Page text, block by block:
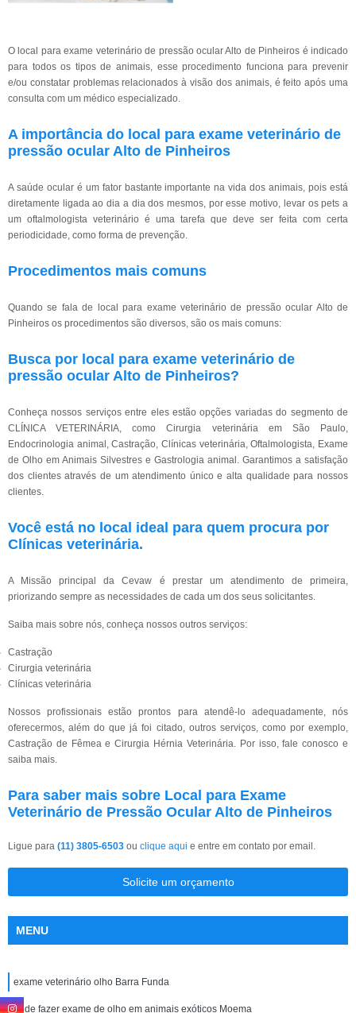
O local para exame veterinário de pressão ocular Alto de Pinheiros é indicado
para todos os tipos de animais, esse procedimento funciona para prevenir
e/ou constatar problemas relacionados à visão dos animais, é feito após uma
consulta com um médico especializado.
A importância do local para exame veterinário de
pressão ocular Alto de Pinheiros
A saúde ocular é um fator bastante importante na vida dos animais, pois está
diretamente ligada ao dia a dia dos mesmos, por esse motivo, levar os pets a
um oftalmologista veterinário é uma tarefa que deve ser feita com certa
periodicidade, como forma de prevenção.
Procedimentos mais comuns
Quando se fala de local para exame veterinário de pressão ocular Alto de
Pinheiros os procedimentos são diversos, são os mais comuns:
Busca por local para exame veterinário de
pressão ocular Alto de Pinheiros?
Conheça nossos serviços entre eles estão opções variadas do segmento de
CLÍNICA VETERINÁRIA, como Cirurgia veterinária em São Paulo,
Endocrinologia animal, Castração, Clínicas veterinária, Oftalmologista, Exame
de Olho em Animais Silvestres e Gastrologia animal. Garantimos a satisfação
dos clientes através de um atendimento único e alta qualidade para nossos
clientes.
Você está no local ideal para quem procura por
Clínicas veterinária.
A Missão principal da Cevaw é prestar um atendimento de primeira,
priorizando sempre as necessidades de cada um dos seus solicitantes.
Saiba mais sobre nós, conheça nossos outros serviços:
Castração
Cirurgia veterinária
Clínicas veterinária
Nossos profissionais estão prontos para atendê-lo adequadamente, nós
oferecermos, além do que já foi citado, outros serviços, como por exemplo,
Castração de Fêmea e Cirurgia Hérnia Veterinária. Por isso, fale conosco e
saiba mais.
Para saber mais sobre Local para Exame
Veterinário de Pressão Ocular Alto de Pinheiros
Ligue para (11) 3805-6503 ou clique aqui e entre em contato por email.
Solicite um orçamento
MENU
exame veterinário olho Barra Funda
onde fazer exame de olho em animais exóticos Moema